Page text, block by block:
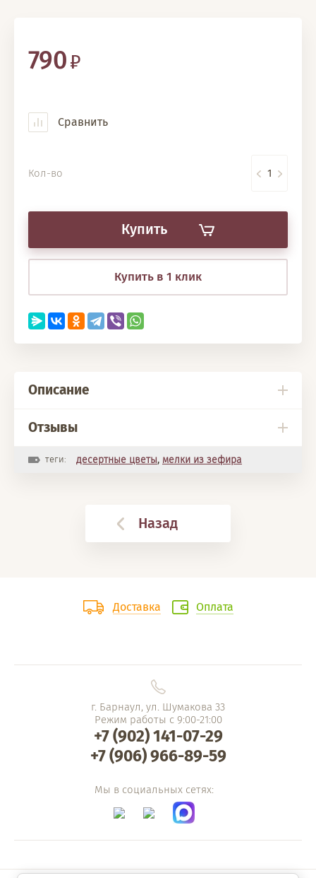
790
Сравнить
Кол-во
Купить
Купить в 1 клик
Описание
Отзывы
теги: десертные цветы, мелки из зефира
Назад
Доставка Оплата
г. Барнаул, ул. Шумакова 33
Режим работы с 9:00-21:00
+7 (902) 141-07-29
+7 (906) 966-89-59
Мы в социальных сетях: